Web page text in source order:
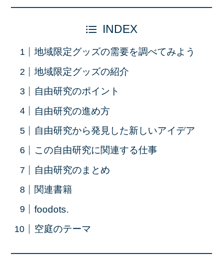
INDEX
地域限定グッズの需要を調べてみよう
地域限定グッズの紹介
自由研究のポイント
自由研究の進め方
自由研究から発見した新しいアイデア
この自由研究に関連する仕事
自由研究のまとめ
関連書籍
foodots.
空庭のテーマ